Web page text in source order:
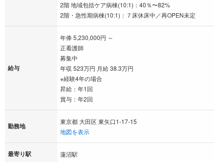
2階 地域包括ケア病棟(10:1)：40％〜82%
2階・急性期病棟(10:1)：７床休床中／再OPEN未定
給与
年俸 5,230,000円 ～
正看護師
募集中
年収 523万円 月給 38.3万円
※経験4年の場合
昇給：年1回
賞与：年2回
勤務地
東京都 大田区 東矢口1-17-15
地図を表示
最寄り駅 蓮沼駅